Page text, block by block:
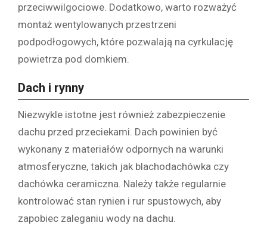
przeciwwilgociowe. Dodatkowo, warto rozważyć
montaż wentylowanych przestrzeni
podpodłogowych, które pozwalają na cyrkulację
powietrza pod domkiem.
Dach i rynny
Niezwykle istotne jest również zabezpieczenie
dachu przed przeciekami. Dach powinien być
wykonany z materiałów odpornych na warunki
atmosferyczne, takich jak blachodachówka czy
dachówka ceramiczna. Należy także regularnie
kontrolować stan rynien i rur spustowych, aby
zapobiec zaleganiu wody na dachu.